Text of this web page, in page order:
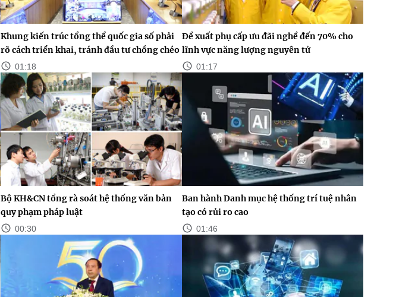
Khung kiến trúc tổng thể quốc gia số phải
rõ cách triển khai, tránh đầu tư chồng chéo
01:18
Đề xuất phụ cấp ưu đãi nghề đến 70% cho
lĩnh vực năng lượng nguyên tử
01:17
Bộ KH&CN tổng rà soát hệ thống văn bản
quy phạm pháp luật
00:30
Ban hành Danh mục hệ thống trí tuệ nhân
tạo có rủi ro cao
01:46